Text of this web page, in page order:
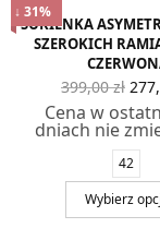
↓ 31%
SUKIENKA
SZEROKICH
399,00zł
Cena w
dniach nie
42
Wybierz